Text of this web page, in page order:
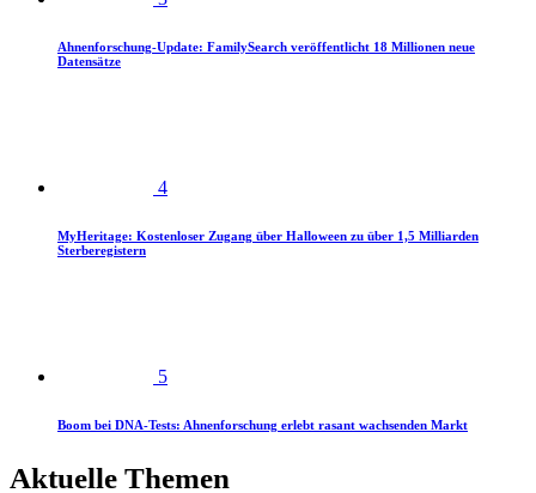
Ahnenforschung-Update: FamilySearch veröffentlicht 18 Millionen neue
Datensätze
4
MyHeritage: Kostenloser Zugang über Halloween zu über 1,5 Milliarden
Sterberegistern
5
Boom bei DNA-Tests: Ahnenforschung erlebt rasant wachsenden Markt
Aktuelle Themen